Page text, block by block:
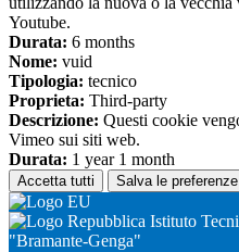
Youtube.
Durata: 6 months
Nome: vuid
Tipologia: tecnico
Proprieta: Third-party
Descrizione: Questi cookie
Vimeo sui siti web.
Durata: 1 year 1 month
Accetta tutti Salva le preferenze
Istituto
"Bramante-Genga"